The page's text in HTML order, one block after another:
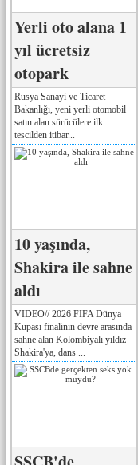
Yerli oto alana 1
yıl ücretsiz
otopark
Rusya Sanayi ve Ticaret
Bakanlığı, yeni yerli otomobil
satın alan sürücülere ilk
tescilden itibar...
10 yaşında,
Shakira ile sahne
aldı
VIDEO// 2026 FIFA Dünya
Kupası finalinin devre arasında
sahne alan Kolombiyalı yıldız
Shakira'ya, dans ...